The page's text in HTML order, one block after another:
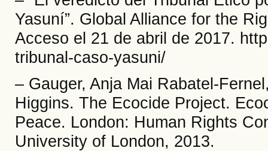
Yasuní”. Global Alliance for the
Acceso el 21 de abril de 2017.
tribunal-caso-yasuni/
– Gauger, Anja Mai Rabatel-
Higgins. The Ecocide Project.
Peace. London: Human Rights
University of London, 2013.